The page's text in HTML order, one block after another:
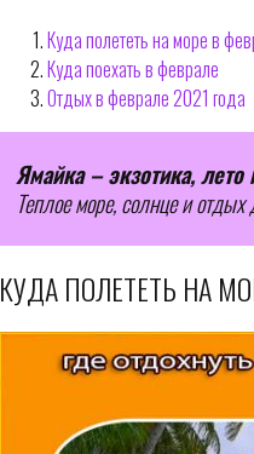
Куда полететь на море в
Куда поехать в феврале
Отдых в феврале 2021 года
Ямайка – экзотика,
Теплое море, солнце и
КУДА ПОЛЕТЕТЬ НА